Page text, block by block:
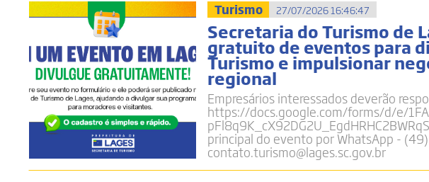
Turismo 27/07/2026 16:46:47
Secretaria do Turismo de
gratuito de eventos para
Turismo e impulsionar
regional
Empresários interessados deverão
https://docs.google.com/forms/d/e/
principal do evento por WhatsApp -
contato.turismo@lages.sc.gov.br